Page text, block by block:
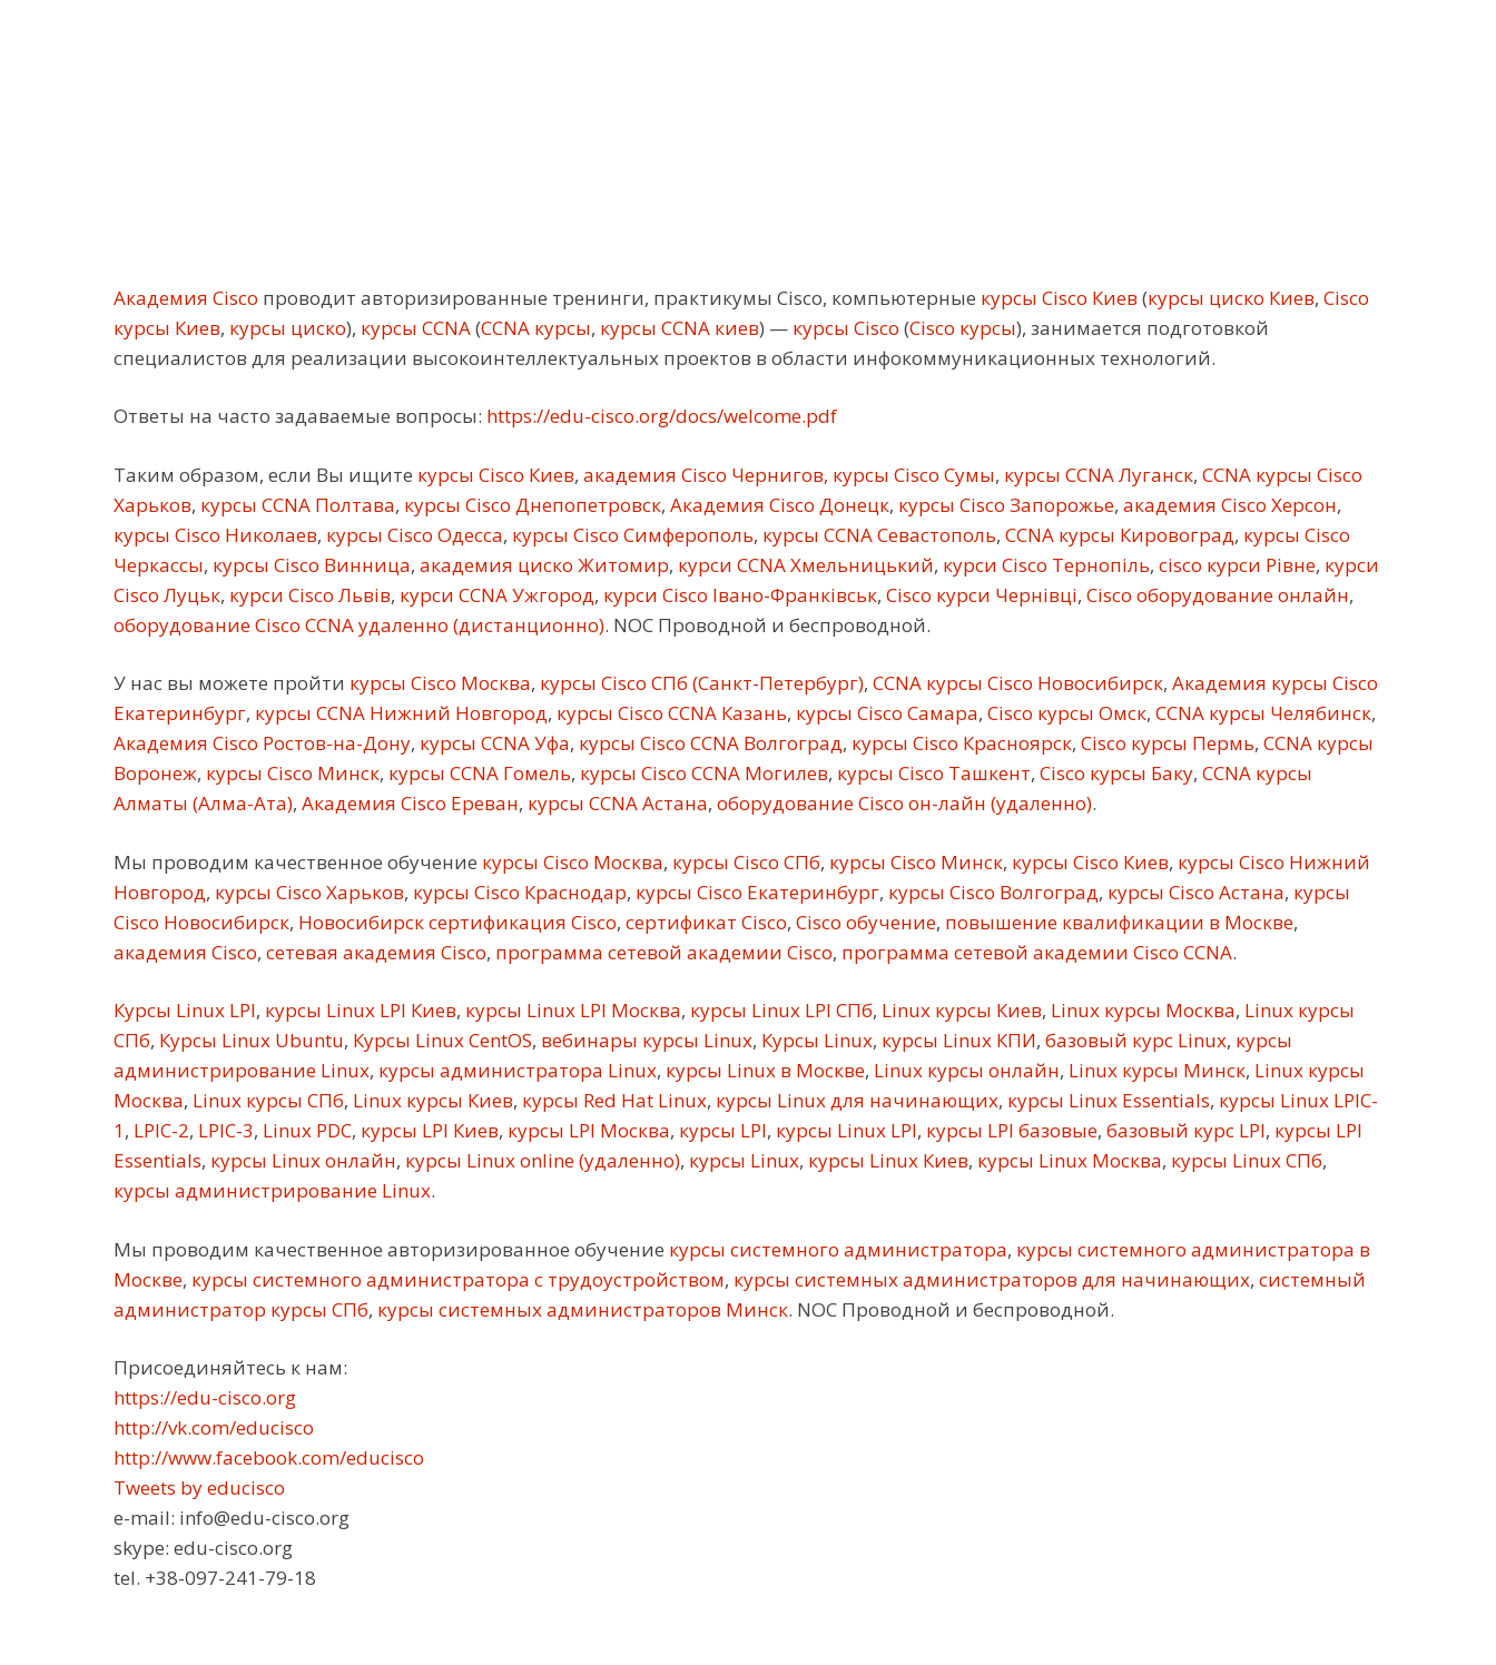
Академия Cisco проводит авторизированные тренинги, практикумы Cisco, компьютерные курсы Cisco Киев (курсы циско Киев, Cisco
курсы Киев, курсы циско), курсы CCNA(CCNA курсы, курсы CCNA киев) — курсы Cisco (Cisco курсы), занимается подготовкой
специалистов для реализации высокоинтеллектуальных проектов в области инфокоммуникационных технологий.
Ответы на часто задаваемые вопросы: https://edu-cisco.org/docs/welcome.pdf
Таким образом, если Вы ищите курсы Cisco Киев, академия Cisco Чернигов, курсы Cisco Сумы, курсы CCNA Луганск, CCNA курсы Cisco
Харьков, курсы CCNA Полтава, курсы Cisco Днепопетровск, Академия Cisco Донецк, курсы Cisco Запорожье, академия Cisco Херсон,
курсы Cisco Николаев, курсы Cisco Одесса, курсы Cisco Симферополь, курсы CCNA Севастополь, CCNA курсы Кировоград, курсы Cisco
Черкассы, курсы Cisco Винница, академия циско Житомир, курси CCNA Хмельницький, курси Cisco Тернопіль, cisco курси Рівне, курси
Cisco Луцьк, курси Cisco Львів, курси CCNA Ужгород, курси Cisco Івано-Франківськ, Cisco курси Чернівці, Cisco оборудование онлайн,
оборудование Cisco CCNA удаленно (дистанционно). NOC Проводной и беспроводной.
У нас вы можете пройти курсы Cisco Москва, курсы Cisco СПб (Санкт-Петербург), CCNA курсы Cisco Новосибирск, Академия курсы Cisco
Екатеринбург, курсы CCNA Нижний Новгород, курсы Cisco CCNA Казань, курсы Cisco Самара, Cisco курсы Омск, CCNA курсы Челябинск,
Академия Cisco Ростов-на-Дону, курсы CCNA Уфа, курсы Cisco CCNA Волгоград, курсы Cisco Красноярск, Cisco курсы Пермь, CCNA курсы
Воронеж, курсы Cisco Минск, курсы CCNA Гомель, курсы Cisco CCNA Могилев, курсы Cisco Ташкент, Cisco курсы Баку, CCNA курсы
Алматы (Алма-Ата), Академия Cisco Ереван, курсы CCNA Астана, оборудование Cisco он-лайн (удаленно).
Мы проводим качественное обучение курсы Cisco Москва, курсы Cisco СПб, курсы Cisco Минск, курсы Cisco Киев, курсы Cisco Нижний
Новгород, курсы Cisco Харьков, курсы Cisco Краснодар, курсы Cisco Екатеринбург, курсы Cisco Волгоград, курсы Cisco Астана, курсы
Cisco Новосибирск, Новосибирск сертификация Cisco, сертификат Cisco, Cisco обучение, повышение квалификации в Москве,
академия Cisco, сетевая академия Cisco, программа сетевой академии Cisco, программа сетевой академии Cisco CCNA.
Курсы Linux LPI, курсы Linux LPI Киев, курсы Linux LPI Москва, курсы Linux LPI СПб, Linux курсы Киев, Linux курсы Москва, Linux курсы
СПб, Курсы Linux Ubuntu, Курсы Linux CentOS, вебинары курсы Linux, Курсы Linux, курсы Linux КПИ, базовый курс Linux, курсы
администрирование Linux, курсы администратора Linux, курсы Linux в Москве, Linux курсы онлайн, Linux курсы Минск, Linux курсы
Москва, Linux курсы СПб, Linux курсы Киев, курсы Red Hat Linux, курсы Linux для начинающих, курсы Linux Essentials, курсы Linux LPIC-
1, LPIC-2, LPIC-3, Linux PDC, курсы LPI Киев, курсы LPI Москва, курсы LPI, курсы Linux LPI, курсы LPI базовые, базовый курс LPI, курсы LPI
Essentials, курсы Linux онлайн, курсы Linux online (удаленно), курсы Linux, курсы Linux Киев, курсы Linux Москва, курсы Linux СПб,
курсы администрирование Linux.
Мы проводим качественное авторизированное обучение курсы системного администратора, курсы системного администратора в
Москве, курсы системного администратора с трудоустройством, курсы системных администраторов для начинающих, системный
администратор курсы СПб, курсы системных администраторов Минск. NOC Проводной и беспроводной.
Присоединяйтесь к нам:
https://edu-cisco.org
http://vk.com/educisco
http://www.facebook.com/educisco
Tweets by educisco
e-mail: info@edu-cisco.org
skype: edu-cisco.org
tel. +38-097-241-79-18